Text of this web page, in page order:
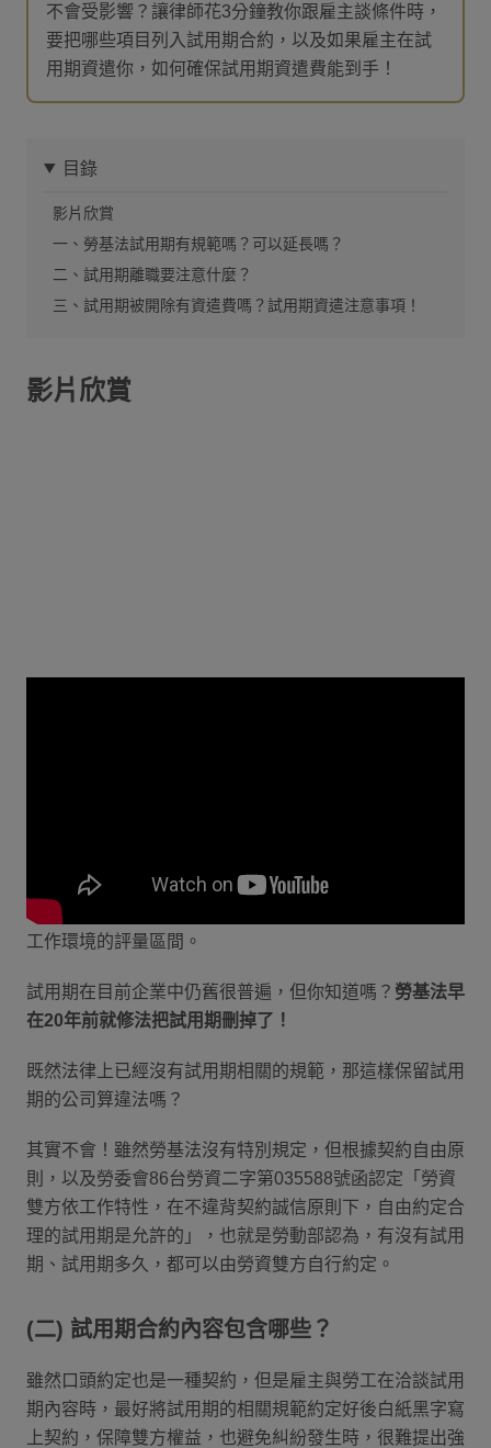
不會受影響？讓律師花3分鐘教你跟雇主談條件時，
要把哪些項目列入試用期合約，以及如果雇主在試
用期資遣你，如何確保試用期資遣費能到手！
目錄
影片欣賞
一、勞基法試用期有規範嗎？可以延長嗎？
二、試用期離職要注意什麼？
三、試用期被開除有資遣費嗎？試用期資遣注意事項！
影片欣賞
試用期（英文：Probation）是許多公司用來考核與確認
新進員工是否能勝任工作，同時也讓員工了解職務屬性、
工作環境的評量區間。
試用期在目前企業中仍舊很普遍，但你知道嗎？ 勞基法早
在20年前就修法把試用期刪掉了！
既然法律上已經沒有試用期相關的規範，那這樣保留試用
期的公司算違法嗎？
其實不會！雖然勞基法沒有特別規定，但根據契約自由原
則，以及勞委會86台勞資二字第035588號函認定「勞資
雙方依工作特性，在不違背契約誠信原則下，自由約定合
理的試用期是允許的」，也就是勞動部認為，有沒有試用
期、試用期多久，都可以由勞資雙方自行約定。
(二) 試用期合約內容包含哪些？
雖然口頭約定也是一種契約，但是雇主與勞工在洽談試用
期內容時，最好將試用期的相關規範約定好後白紙黑字寫
上契約，保障雙方權益，也避免糾紛發生時，很難提出強